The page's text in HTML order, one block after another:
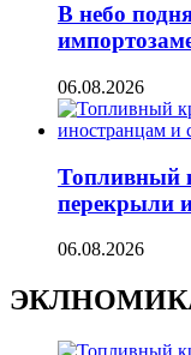
В небо
06.08.2026
Топливный
перекрыли
06.08.2026